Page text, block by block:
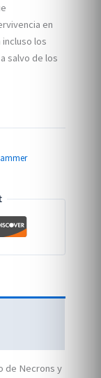
en
los
salvo de los
de Necrons y